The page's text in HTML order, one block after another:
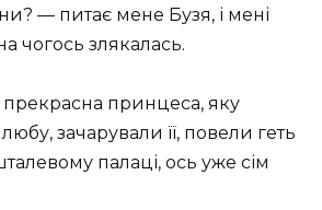
— питає мене Бузя, і мені
чогось злякалась.
принцеса, яку
зачарували її, повели геть
палаці, ось уже сім